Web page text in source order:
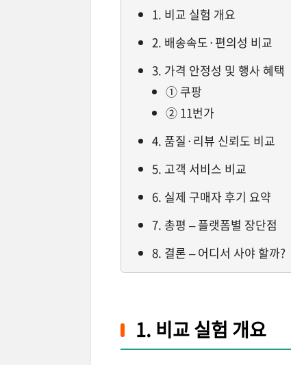
1. 비교 실험 개요
2. 배송속도·편의성 비교
3. 가격 안정성 및 행사 혜택
① 쿠팡
② 11번가
4. 품질·리뷰 신뢰도 비교
5. 고객 서비스 비교
6. 실제 구매자 후기 요약
7. 총평 – 플랫폼별 장단점
8. 결론 – 어디서 사야 할까?
1. 비교 실험 개요